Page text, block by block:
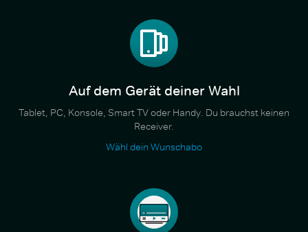
Auf dem Gerät deiner Wahl
Tablet, PC, Konsole, Smart TV oder Handy. Du brauchst keinen
Receiver.
Wähl dein Wunschabo